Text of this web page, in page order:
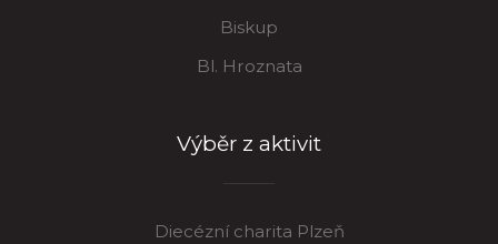
Biskup
Bl. Hroznata
Výběr z aktivit
Diecézní charita Plzeň